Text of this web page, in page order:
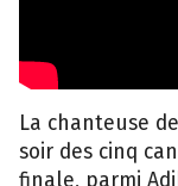
La chanteuse
soir des cinq
finale, parmi